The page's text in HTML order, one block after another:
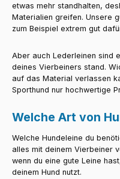
etwas mehr standhalten,
Materialien greifen. Unsere
zum Beispiel extrem gut
Aber auch Lederleinen sind
deines Vierbeiners stand.
auf das Material verlassen
Sporthund nur hochwertige
Welche Art von
Welche Hundeleine du
alles mit deinem Vierbeiner
wenn du eine gute Leine
deinem Hund nutzt.